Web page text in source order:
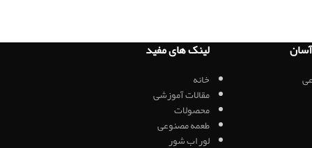
لینک های مفید
خانه
مقالات آموزشی
محصولات
طعمه مصنوعی
لور اب شور